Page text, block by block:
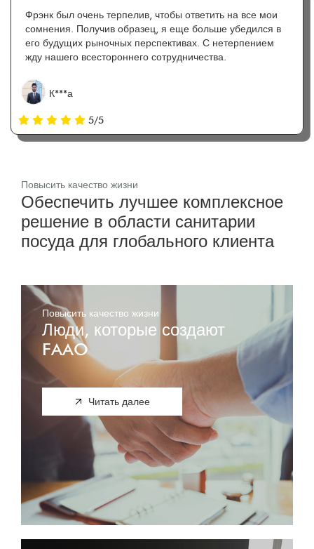
Фрэнк был очень терпелив, чтобы ответить на все мои
сомнения. Получив образец, я еще больше убедился в
его будущих рыночных перспективах. С нетерпением
жду нашего всестороннего сотрудничества.
К***а
5/5
Повысить качество жизни
Обеспечить лучшее комплексное
решение в области санитарии
посуда для глобального клиента
Повысить качество жизни
Люди, которые создают
FAAO
Читать далее